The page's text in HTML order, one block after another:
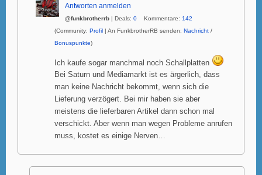
Antworten anmelden
@funkbrotherrb | Deals: 0 Kommentare: 142
(Community: Profil | An FunkbrotherRB senden: Nachricht /
Bonuspunkte)
Ich kaufe sogar manchmal noch Schallplatten
Bei Saturn und Mediamarkt ist es ärgerlich, dass
man keine Nachricht bekommt, wenn sich die
Lieferung verzögert. Bei mir haben sie aber
meistens die lieferbaren Artikel dann schon mal
verschickt. Aber wenn man wegen Probleme anrufen
muss, kostet es einige Nerven…